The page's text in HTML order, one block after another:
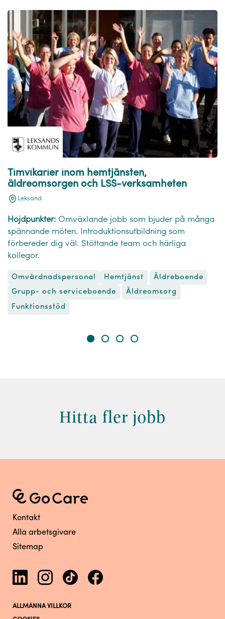
Timvikarier inom hemtjänsten,
äldreomsorgen och LSS-verksamheten
Leksand
Höjdpunkter: Omväxlande jobb som bjuder på många
spännande möten. Introduktionsutbildning som
förbereder dig väl. Stöttande team och härliga
kollegor.
Omvårdnadspersonal Hemtjänst
Äldreboende
Grupp- och serviceboende
Äldreomsorg
Funktionsstöd
Hitta fler jobb
Kontakt
Alla arbetsgivare
Sitemap
ALLMÄNNA VILLKOR